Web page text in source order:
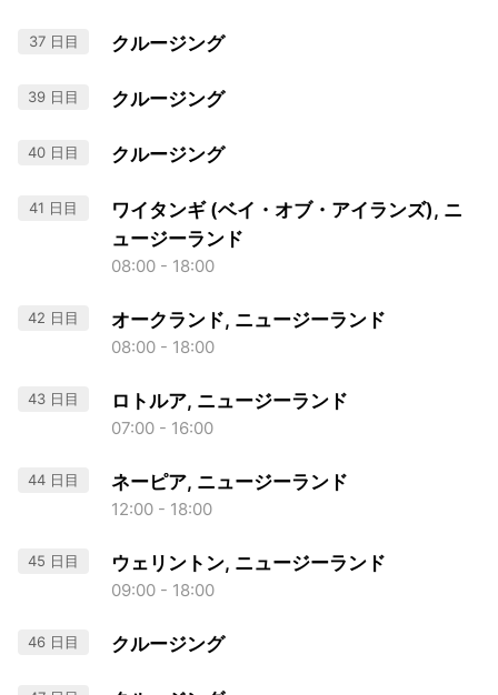
37 日目 クルージング
39 日目 クルージング
40 日目 クルージング
41 日目
ワイタンギ (ベイ・オブ・アイランズ), ニ
ュージーランド
08:00 - 18:00
42 日目 オークランド, ニュージーランド
08:00 - 18:00
43 日目 ロトルア, ニュージーランド
07:00 - 16:00
44 日目 ネーピア, ニュージーランド
12:00 - 18:00
45 日目 ウェリントン, ニュージーランド
09:00 - 18:00
46 日目 クルージング